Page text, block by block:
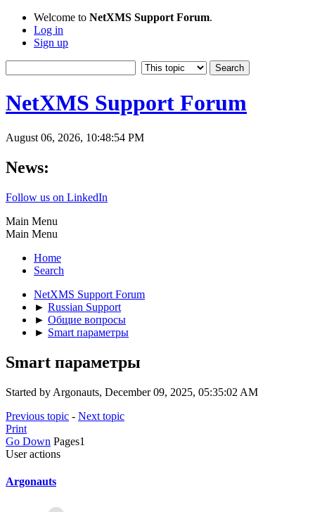
Welcome to NetXMS Support Forum.
Log in
Sign up
NetXMS Support Forum
August 06, 2026, 10:48:54 PM
News:
Follow us on LinkedIn
Main Menu
Main Menu
Home
Search
NetXMS Support Forum
► Russian Support
► Общие вопросы
► Smart параметры
Smart параметры
Started by Argonauts, December 09, 2025, 05:35:02 AM
Previous topic - Next topic
Print
Go Down Pages1
User actions
Argonauts